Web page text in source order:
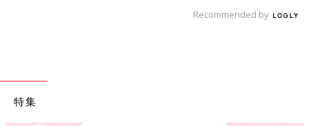
Recommended by
特集